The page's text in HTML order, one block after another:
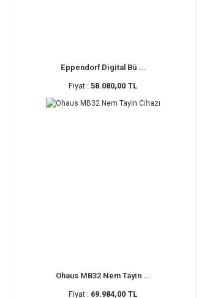
Eppendorf Digital Bü ...
Fiyat :58.080,00 TL
Ohaus MB32 Nem Tayin ...
Fiyat : 69.984,00 TL